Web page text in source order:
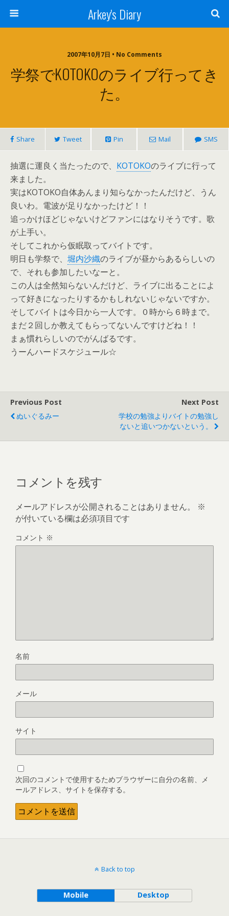
Arkey's Diary
2007年10月7日 • No Comments
学祭でKOTOKOのライブ行ってき
た。
Share Tweet Pin Mail SMS
抽選に運良く当たったので、 KOTOKOのライブに行って
来ました。
実はKOTOKO自体あんまり知らなかったんだけど、うん
良いわ。電波が足りなかったけど！！
追っかけほどじゃないけどファンにはなりそうです。歌
が上手い。
そしてこれから仮眠取ってバイトです。
明日も学祭で、 堀内沙織のライブが昼からあるらしいの
で、それも参加したいなーと。
この人は全然知らないんだけど、ライブに出ることによ
って好きになったりするかもしれないじゃないですか。
そしてバイトは今日から一人です。０時から６時まで。
まだ２回しか教えてもらってないんですけどね！！
まぁ慣れらしいのでがんばるです。
うーんハードスケジュール☆
Previous Post
ぬいぐるみー
Next Post
学校の勉強よりバイトの勉強し
ないと追いつかないという。
コメントを残す
メールアドレスが公開されることはありません。
※
が付いている欄は必須項目です
コメント ※
名前
メール
サイト
次回のコメントで使用するためブラウザーに自分の名前、メ
ールアドレス、サイトを保存する。
Back to top
Mobile Desktop